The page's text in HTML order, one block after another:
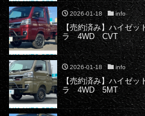
2026-01-18 info
【売約済み】ハイゼ
ラ 4WD CVT
2026-01-18 info
【売約済み】ハイゼ
ラ 4WD 5MT